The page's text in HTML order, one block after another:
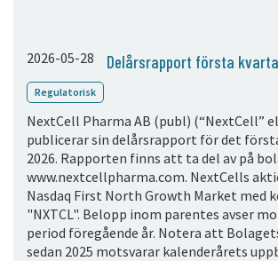
2026-05-28 Delårsrapport första
Regulatorisk
NextCell Pharma AB (publ) (“NextCell”
publicerar sin delårsrapport för det
2026. Rapporten finns att ta del av på
www.nextcellpharma.com. NextCells
Nasdaq First North Growth Market med
"NXTCL". Belopp inom parentes avser
period föregående år. Notera att
sedan 2025 motsvarar kalenderårets